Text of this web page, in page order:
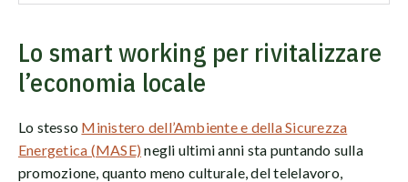
Lo smart working per rivitalizzare
l’economia locale
Lo stesso Ministero dell’Ambiente e della Sicurezza
Energetica (MASE) negli ultimi anni sta puntando sulla
promozione, quanto meno culturale, del telelavoro,